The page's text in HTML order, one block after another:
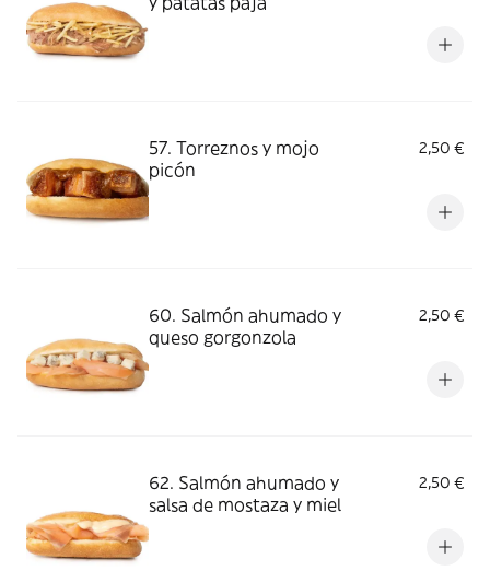
57. Torreznos y mojo
picón
2,50 €
60. Salmón ahumado y
queso gorgonzola
2,50 €
62. Salmón ahumado y
salsa de mostaza y miel
2,50 €